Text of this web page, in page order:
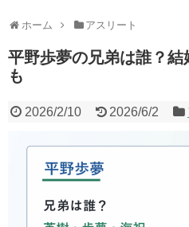
ホーム アスリート
平野歩夢の兄弟は誰？
も
2026/2/10 2026/6/2